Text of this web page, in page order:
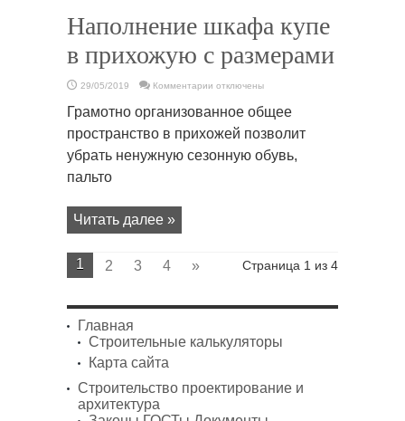
Наполнение шкафа купе
в прихожую с размерами
29/05/2019 Комментарии
Наполнение
шкафа
в
с
размерами
отключены
Грамотно организованное общее
пространство в прихожей позволит
убрать ненужную сезонную обувь,
пальто
Читать далее »
Страница 1 из 4
1 2 3 4 »
Главная
Строительные калькуляторы
Карта сайта
Строительство проектирование и
архитектура